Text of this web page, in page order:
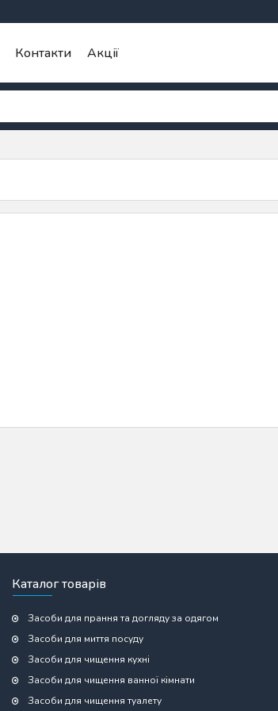
Контакти Акції
Каталог товарів
Засоби для прання та догляду за одягом
Засоби для миття посуду
Засоби для чищення кухні
Засоби для чищення ванної кімнати
Засоби для чищення туалету